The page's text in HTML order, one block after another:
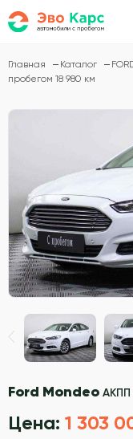
Главная Каталог
пробегом 18 980 км
Ford Mondeo АКПП
Цена: 1 303